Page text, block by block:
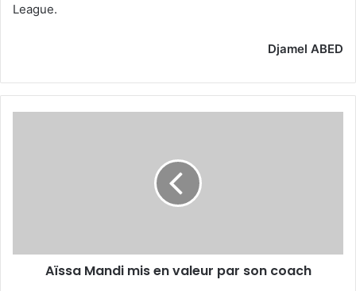
League.
Djamel ABED
Aïssa Mandi mis en valeur par son coach